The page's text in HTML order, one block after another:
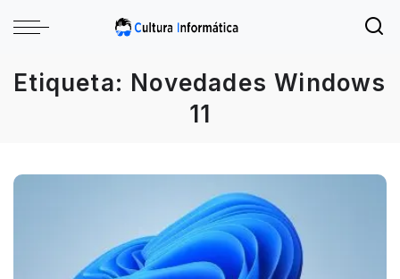
Etiqueta: Novedades Windows
11